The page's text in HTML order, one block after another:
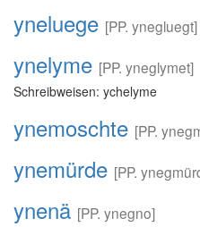
yneluege [PP. ynegluegt]
ynelyme [PP. yneglymet]
Schreibweisen: ychelyme
ynemoschte [PP.
ynemürde [PP.
ynenä [PP. ynegno]